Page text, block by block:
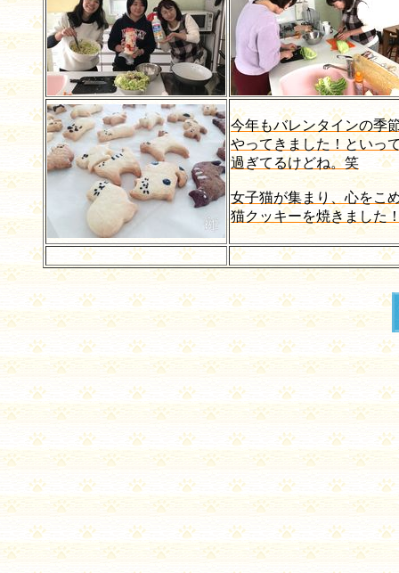
今年もバレンタインの季
やってきました！といっ
過ぎてるけどね。笑
女子猫が集まり、心をこ
猫クッキーを焼きました